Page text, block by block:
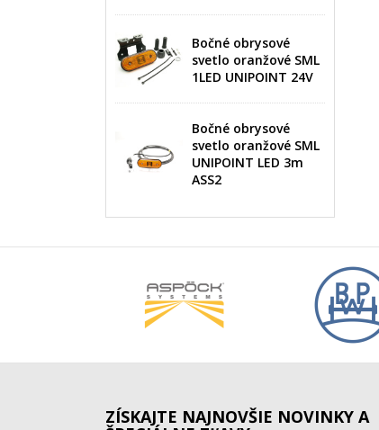
Bočné obrysové
svetlo oranžové SML
1LED UNIPOINT 24V
Bočné obrysové
svetlo oranžové SML
UNIPOINT LED 3m
ASS2
ZÍSKAJTE NAJNOVŠIE NOVINKY A